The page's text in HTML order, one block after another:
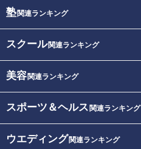
塾関連ランキング
スクール関連ランキング
美容関連ランキング
スポーツ＆ヘルス 関連ランキング
ウエディング関連ランキング